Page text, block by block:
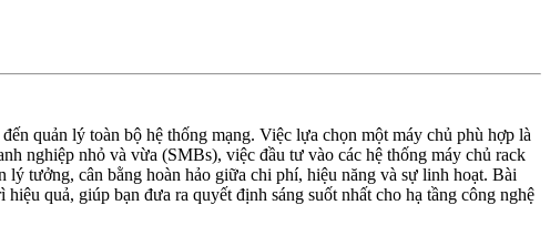
quản lý toàn bộ hệ thống mạng. Việc lựa chọn một máy chủ phù hợp là
nghiệp nhỏ và vừa (SMBs), việc đầu tư vào các hệ thống máy chủ rack
tưởng, cân bằng hoàn hảo giữa chi phí, hiệu năng và sự linh hoạt. Bài
quả, giúp bạn đưa ra quyết định sáng suốt nhất cho hạ tầng công nghệ